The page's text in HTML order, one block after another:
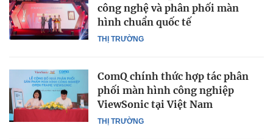
THỊ TRƯỜNG
công nghệ và phân phối màn
hình chuẩn quốc tế
THỊ TRƯỜNG
ComQ chính thức hợp tác phân
phối màn hình công nghiệp
ViewSonic tại Việt Nam